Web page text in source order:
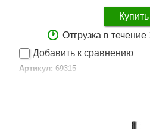
Купить
Отгрузка в
Добавить к сравнению
Артикул: 69315
Код товара: 29.50.74